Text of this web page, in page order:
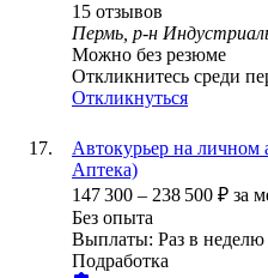
15 отзывов
Пермь, р-н
Можно без резюме
Откликнитесь среди
Откликнуться
Автокурьер на
Аптека)
147 300 – 238 500 ₽ за
Без опыта
Выплаты: Раз в неделю
Подработка